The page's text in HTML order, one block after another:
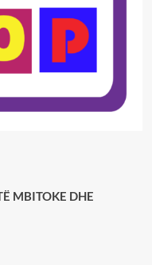
MBITOKE DHE